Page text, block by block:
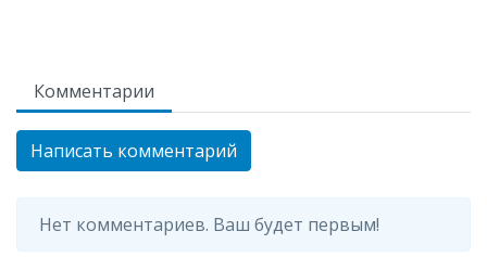
Комментарии
Написать комментарий
Нет комментариев. Ваш будет первым!